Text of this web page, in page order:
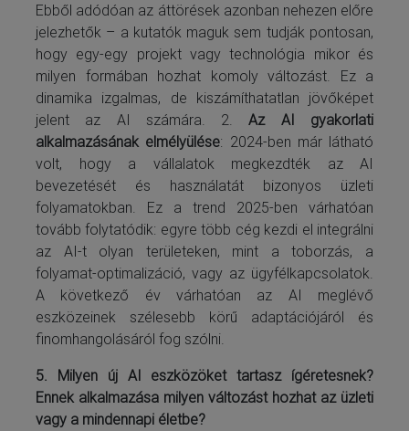
Ebből adódóan az áttörések azonban nehezen előre
jelezhetők – a kutatók maguk sem tudják pontosan,
hogy egy-egy projekt vagy technológia mikor és
milyen formában hozhat komoly változást. Ez a
dinamika izgalmas, de kiszámíthatatlan jövőképet
jelent az AI számára. 2.Az AI gyakorlati
alkalmazásának elmélyülése: 2024-ben már látható
volt, hogy a vállalatok megkezdték az AI
bevezetését és használatát bizonyos üzleti
folyamatokban. Ez a trend 2025-ben várhatóan
tovább folytatódik: egyre több cég kezdi el integrálni
az AI-t olyan területeken, mint a toborzás, a
folyamat-optimalizáció, vagy az ügyfélkapcsolatok.
A következő év várhatóan az AI meglévő
eszközeinek szélesebb körű adaptációjáról és
finomhangolásáról fog szólni.
5. Milyen új AI eszközöket tartasz ígéretesnek?
Ennek alkalmazása milyen változást hozhat az üzleti
vagy a mindennapi életbe?